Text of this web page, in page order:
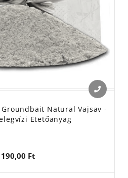
Natural Vajsav -
Etetőanyag
Ft